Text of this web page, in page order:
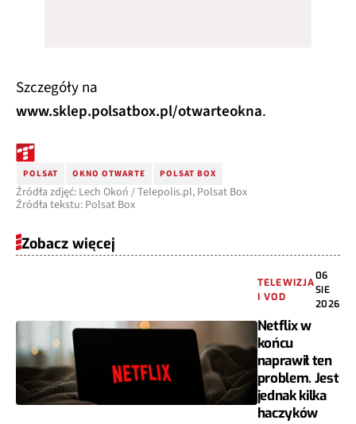
Szczegóły na
www.sklep.polsatbox.pl/otwarteokna.
POLSAT OKNO OTWARTE POLSAT BOX
Źródła zdjęć: Lech Okoń / Telepolis.pl, Polsat Box
Źródła tekstu: Polsat Box
Zobacz więcej
TELEWIZJA
I VOD
06
SIE
2026
Netflix w
końcu
naprawił ten
problem. Jest
jednak kilka
haczyków